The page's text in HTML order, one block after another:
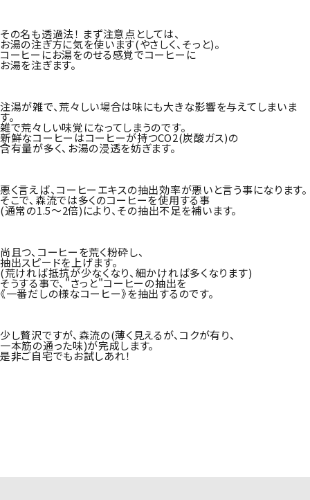
その名も透過法！ まず注意点としては、
お湯の注ぎ方に気を使います(やさしく、そっと)。
コーヒーにお湯をのせる感覚でコーヒーに
お湯を注ぎます。
注湯が雑で、荒々しい場合は味にも大きな影響を与えてしまいま
す。
雑で荒々しい味覚になってしまうのです。
新鮮なコーヒーはコーヒーが持つCO2(炭酸ガス)の
含有量が多く、お湯の浸透を妨ぎます。
悪く言えば、コーヒーエキスの抽出効率が悪いと言う事になります。
そこで、森流では多くのコーヒーを使用する事
(通常の1.5～2倍)により、その抽出不足を補います。
尚且つ、コーヒーを荒く粉砕し、
抽出スピードを上げます。
(荒ければ抵抗が少なくなり、細かければ多くなります)
そうする事で、"さっと"コーヒーの抽出を
《一番だしの様なコーヒー》を抽出するのです。
少し贅沢ですが、森流の(薄く見えるが、コクが有り、
一本筋の通った味)が完成します。
是非ご自宅でもお試しあれ！